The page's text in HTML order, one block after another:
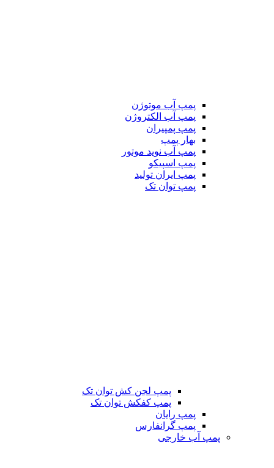
پمپ آب موتوژن
پمپ آب الکتروژن
پمپ پمپیران
بهار پمپ
پمپ آب نوید موتور
پمپ اسپیکو
پمپ ایران تولید
پمپ توان تک
پمپ لجن کش توان تک
پمپ کفکش توان تک
پمپ رایان
پمپ گرانفارس
پمپ آب خارجی